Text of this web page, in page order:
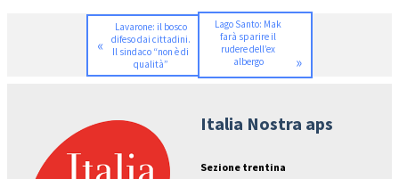
«
Lavarone: il bosco
difeso dai cittadini.
Il sindaco “non è di
qualità”
Lago Santo: Mak
farà sparire il
rudere dell’ex
albergo
»
Italia Nostra aps
Sezione trentina